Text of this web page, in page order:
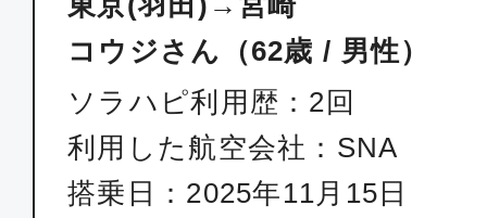
SNA059
東京(羽田)
14:30
コウジさん（62歳 / 男性）
ソラハピ利用歴：2回
利用した航空会社：SNA
搭乗日：2025年11月15日